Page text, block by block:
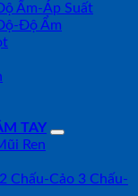
Ẩm-Áp Suất
Độ Ẩm
TAY
Ren
Chấu-Cảo 3 Chấu-